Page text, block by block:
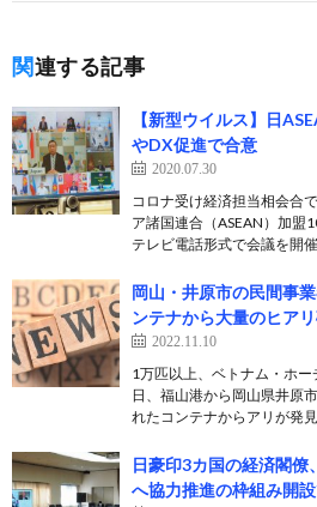
関連する記事
【新型ウイルス】日
やDX促進で合意
2020.07.30
コロナ受け経済担当相会合
ア諸国連合（ASEAN）加盟
テレビ電話形式で会議を開
岡山・井原市の民間事
ンテナから大量のヒア
2022.11.10
1万匹以上、ベトナム・ホ
日、福山港から岡山県井原
れたコンテナからアリが発
日豪印3カ国の経済閣
へ協力推進の枠組み開